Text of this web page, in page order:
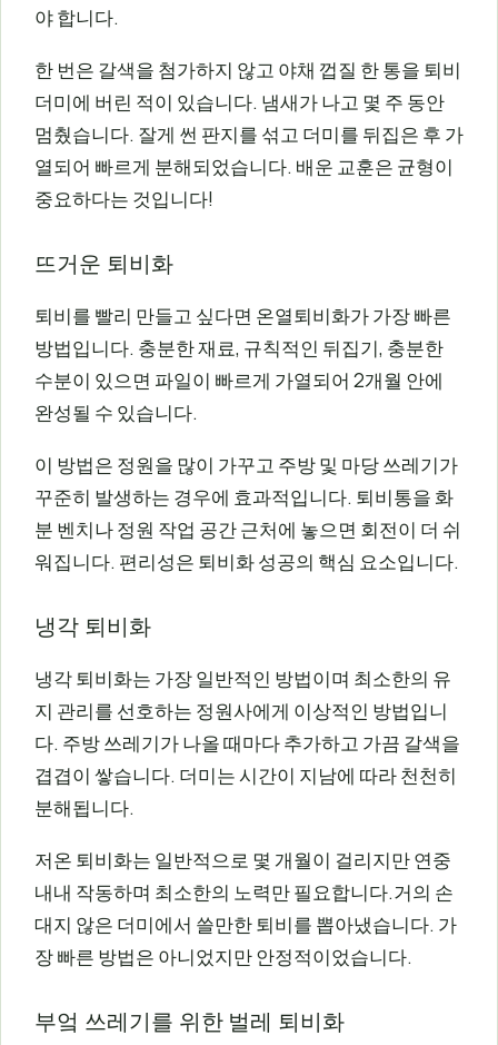
야 합니다.
한 번은 갈색을 첨가하지 않고 야채 껍질 한 통을 퇴비
더미에 버린 적이 있습니다. 냄새가 나고 몇 주 동안
멈췄습니다. 잘게 썬 판지를 섞고 더미를 뒤집은 후 가
열되어 빠르게 분해되었습니다. 배운 교훈은 균형이
중요하다는 것입니다!
뜨거운 퇴비화
퇴비를 빨리 만들고 싶다면 온열퇴비화가 가장 빠른
방법입니다. 충분한 재료, 규칙적인 뒤집기, 충분한
수분이 있으면 파일이 빠르게 가열되어 2개월 안에
완성될 수 있습니다.
이 방법은 정원을 많이 가꾸고 주방 및 마당 쓰레기가
꾸준히 발생하는 경우에 효과적입니다. 퇴비통을 화
분 벤치나 정원 작업 공간 근처에 놓으면 회전이 더 쉬
워집니다. 편리성은 퇴비화 성공의 핵심 요소입니다.
냉각 퇴비화
냉각 퇴비화는 가장 일반적인 방법이며 최소한의 유
지 관리를 선호하는 정원사에게 이상적인 방법입니
다. 주방 쓰레기가 나올 때마다 추가하고 가끔 갈색을
겹겹이 쌓습니다. 더미는 시간이 지남에 따라 천천히
분해됩니다.
저온 퇴비화는 일반적으로 몇 개월이 걸리지만 연중
내내 작동하며 최소한의 노력만 필요합니다.거의 손
대지 않은 더미에서 쓸만한 퇴비를 뽑아냈습니다. 가
장 빠른 방법은 아니었지만 안정적이었습니다.
부엌 쓰레기를 위한 벌레 퇴비화